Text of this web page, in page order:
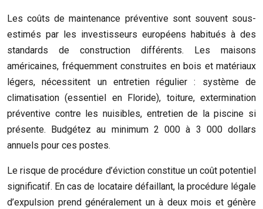
Les coûts de maintenance préventive sont souvent sous-
estimés par les investisseurs européens habitués à des
standards de construction différents. Les maisons
américaines, fréquemment construites en bois et matériaux
légers, nécessitent un entretien régulier : système de
climatisation (essentiel en Floride), toiture, extermination
préventive contre les nuisibles, entretien de la piscine si
présente. Budgétez au minimum 2 000 à 3 000 dollars
annuels pour ces postes.
Le risque de procédure d’éviction constitue un coût potentiel
significatif. En cas de locataire défaillant, la procédure légale
d’expulsion prend généralement un à deux mois et génère